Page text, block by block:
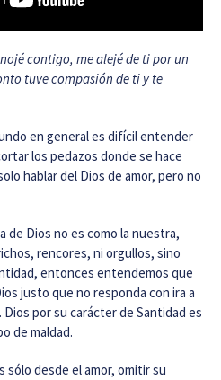
contigo, me alejé de ti por un
tuve compasión de ti y te
en general es difícil entender
los pedazos donde se hace
hablar del Dios de amor, pero no
de Dios no es como la nuestra,
rencores, ni orgullos, sino
entonces entendemos que
justo que no responda con ira a
por su carácter de Santidad es
de maldad.
sólo desde el amor, omitir su